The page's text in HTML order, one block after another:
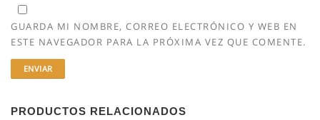
GUARDA MI NOMBRE, CORREO ELECTRÓNICO Y WEB EN
ESTE NAVEGADOR PARA LA PRÓXIMA VEZ QUE COMENTE.
PRODUCTOS RELACIONADOS